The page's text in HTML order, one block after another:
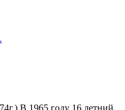
В 1965 году 16 летний